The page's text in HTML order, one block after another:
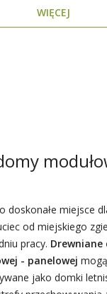
WIĘCEJ
doskonałe miejsce
od miejskiego
pracy. Drewniane
- panelowej
jako domki